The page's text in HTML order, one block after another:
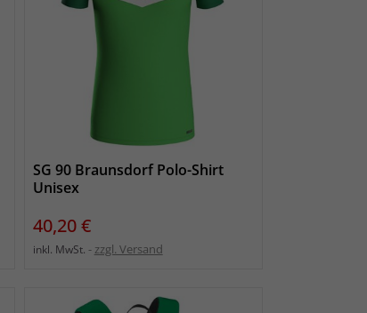
SG 90 Braunsdorf Polo-Shirt
Unisex
Preis
40,20 €
inkl. MwSt. zzgl. Versand